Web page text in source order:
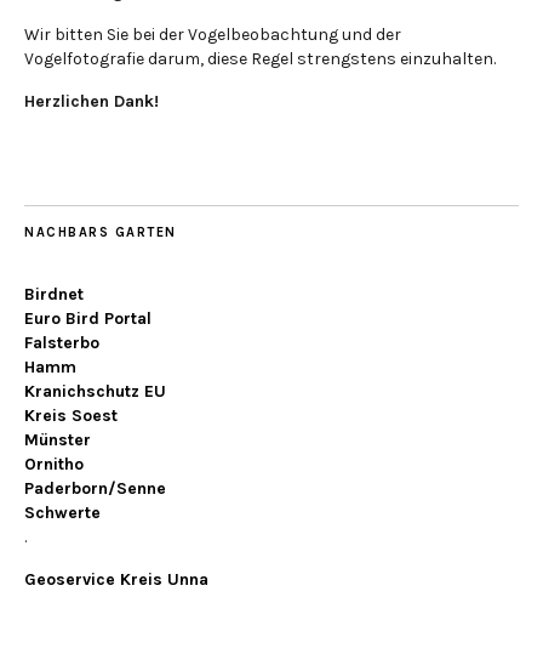
Wir bitten Sie bei der Vogelbeobachtung und der
Vogelfotografie darum, diese Regel strengstens einzuhalten.
Herzlichen Dank!
NACHBARS GARTEN
Birdnet
Euro Bird Portal
Falsterbo
Hamm
Kranichschutz EU
Kreis Soest
Münster
Ornitho
Paderborn/Senne
Schwerte
.
Geoservice Kreis Unna